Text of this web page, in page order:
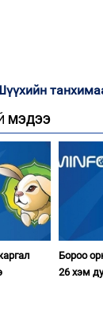
МЭДЭЭ
Бороо
26 хэм